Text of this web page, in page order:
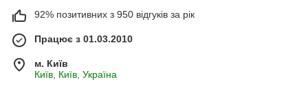
92% позитивних з 950 відгуків за рік
Працює з 01.03.2010
м. Київ
Київ, Київ, Україна